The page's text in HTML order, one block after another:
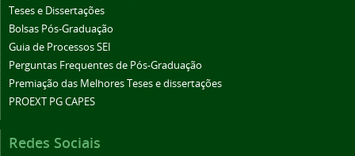
Teses e Dissertações
Bolsas Pós-Graduação
Guia de Processos SEI
Perguntas Frequentes de Pós-Graduação
Premiação das Melhores Teses e dissertações
PROEXT PG CAPES
Redes Sociais